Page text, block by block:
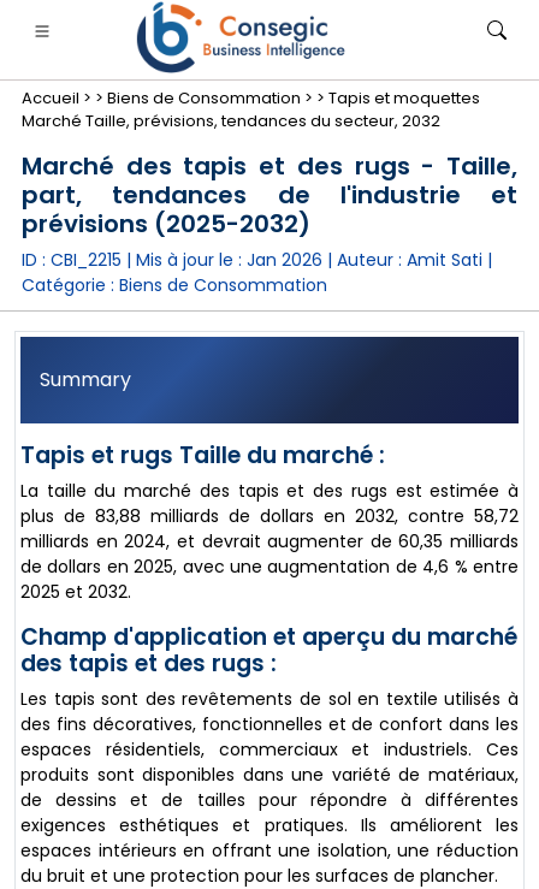
services financiers et assurance
• Biens de consommation• Énergie et électricité
• étude de cas
Accueil > > Biens de Consommation > > Tapis et moquettes
Marché Taille, prévisions, tendances du secteur, 2032
Marché des tapis et des rugs - Taille,
part, tendances de l'industrie et
prévisions (2025-2032)
ID : CBI_2215 | Mis à jour le : Jan 2026 | Auteur : Amit Sati |
Catégorie : Biens de Consommation
Summary
Tapis et rugs Taille du marché :
La taille du marché des tapis et des rugs est estimée à
plus de 83,88 milliards de dollars en 2032, contre 58,72
milliards en 2024, et devrait augmenter de 60,35 milliards
de dollars en 2025, avec une augmentation de 4,6 % entre
2025 et 2032.
Champ d'application et aperçu du marché
des tapis et des rugs :
Les tapis sont des revêtements de sol en textile utilisés à
des fins décoratives, fonctionnelles et de confort dans les
espaces résidentiels, commerciaux et industriels. Ces
produits sont disponibles dans une variété de matériaux,
de dessins et de tailles pour répondre à différentes
exigences esthétiques et pratiques. Ils améliorent les
espaces intérieurs en offrant une isolation, une réduction
du bruit et une protection pour les surfaces de plancher.